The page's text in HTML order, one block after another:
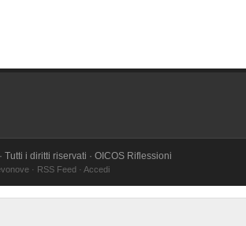
i diritti riservati · OICOS Riflessioni
· RSS Feed · Accedi